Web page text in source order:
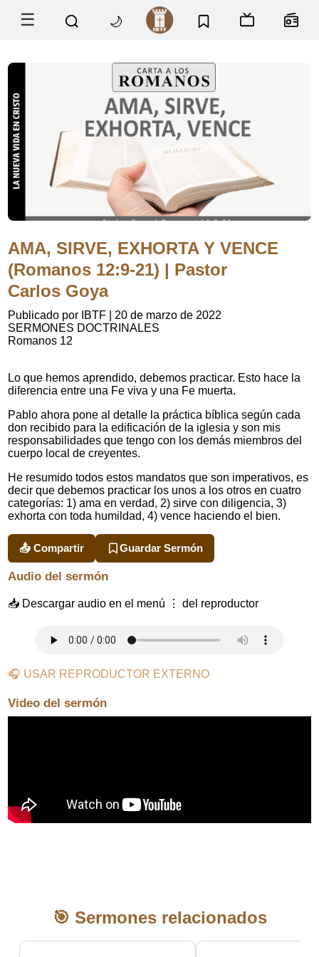
☰ 🌙
AMA, SIRVE, EXHORTA Y VENCE
(Romanos 12:9-21) | Pastor
Carlos Goya
Publicado por IBTF
20 de marzo de 2022
SERMONES DOCTRINALES
Romanos 12
Lo que hemos aprendido, debemos practicar. Esto hace la
diferencia entre una Fe viva y una Fe muerta.
Pablo ahora pone al detalle la práctica bíblica según cada
don recibido para la edificación de la iglesia y son mis
responsabilidades que tengo con los demás miembros del
cuerpo local de creyentes.
He resumido todos estos mandatos que son imperativos, es
decir que debemos practicar los unos a los otros en cuatro
categorías: 1) ama en verdad, 2) sirve con diligencia, 3)
exhorta con toda humildad, 4) vence haciendo el bien.
📤 Compartir Guardar Sermón
Audio del sermón
📥 Descargar audio en el menú ⋮ del reproductor
🎧 USAR REPRODUCTOR EXTERNO
Video del sermón
🎯 Sermones relacionados